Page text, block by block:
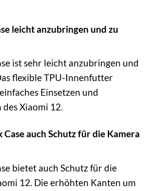
leicht anzubringen und zu
ist sehr leicht anzubringen und
flexible TPU-Innenfutter
Einsetzen und
Xiaomi 12.
Case auch Schutz für die Kamera
bietet auch Schutz für die
12. Die erhöhten Kanten um